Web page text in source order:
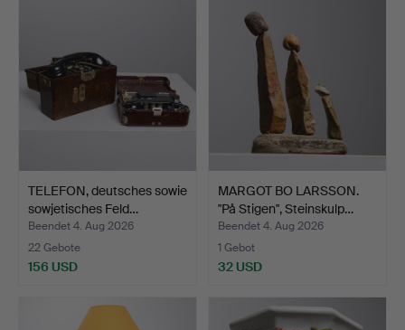
TELEFON, deutsches sowie
sowjetisches Feld…
Beendet 4. Aug 2026
22 Gebote
156 USD
MARGOT BO LARSSON.
"På Stigen", Steinskulp…
Beendet 4. Aug 2026
1 Gebot
32 USD